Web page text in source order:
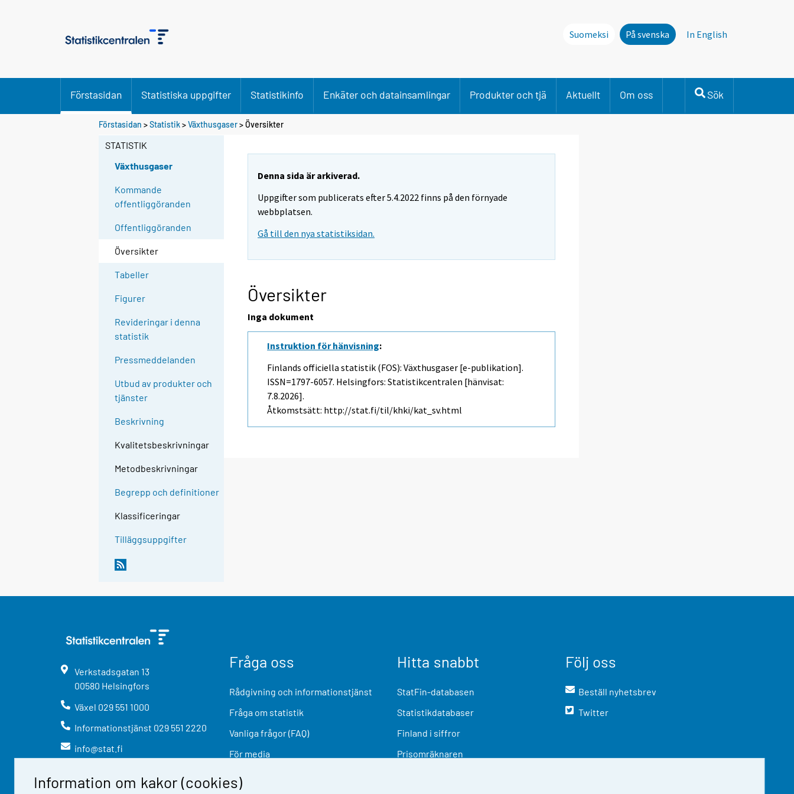
Information om kakor (cookies)
Suomeksi På svenska In English
Förstasidan Statistiska uppgifter Statistikinfo Enkäter och datainsamlingar Produkter och tjä Aktuellt Om oss Sök
Förstasidan >Statistik>Växthusgaser> Översikter
STATISTIK
Växthusgaser
Kommande
offentliggöranden
Offentliggöranden
Översikter
Tabeller
Figurer
Revideringar i denna
statistik
Pressmeddelanden
Utbud av produkter och
tjänster
Beskrivning
Kvalitetsbeskrivningar
Metodbeskrivningar
Begrepp och definitioner
Klassificeringar
Tilläggsuppgifter
Denna sida är arkiverad.
Uppgifter som publicerats efter 5.4.2022 finns på den förnyade
webbplatsen.
Gå till den nya statistiksidan.
Översikter
Inga dokument
Instruktion för hänvisning:
Finlands officiella statistik (FOS): Växthusgaser [e-publikation].
ISSN=1797-6057. Helsingfors: Statistikcentralen [hänvisat:
7.8.2026].
Åtkomstsätt: http://stat.fi/til/khki/kat_sv.html
Verkstadsgatan 13
00580 Helsingfors
Växel 029 551 1000
Informationstjänst 029 551 2220
info@stat.fi
Fråga oss
Rådgivning och informationstjänst
Fråga om statistik
Vanliga frågor (FAQ)
För media
Hitta snabbt
StatFin-databasen
Statistikdatabaser
Finland i siffror
Prisomräknaren
Följ oss
Beställ nyhetsbrev
Twitter